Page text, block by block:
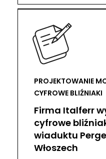
PROJEKTOWANIE
CYFROWE BLIŹNIAKI
Firma Italferr
cyfrowe
wiaduktu
Włoszech